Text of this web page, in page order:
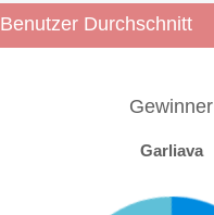
Benutzer Durchschnitt
Gewinner
Garliava